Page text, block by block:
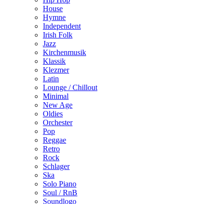
House
Hymne
Independent
Irish Folk
Jazz
Kirchenmusik
Klassik
Klezmer
Latin
Lounge / Chillout
Minimal
New Age
Oldies
Orchester
Pop
Reggae
Retro
Rock
Schlager
Ska
Solo Piano
Soul / RnB
Soundlogo